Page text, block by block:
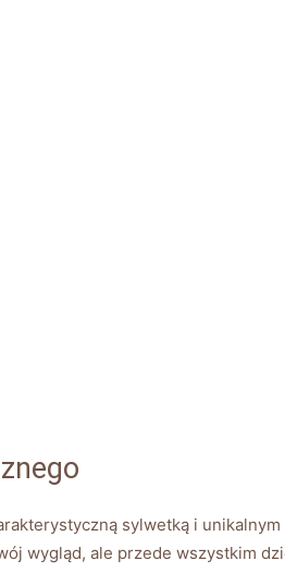
sylwetką i
wygląd, ale przede wszystkim